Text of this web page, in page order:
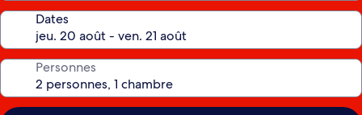
Dates
Personnes